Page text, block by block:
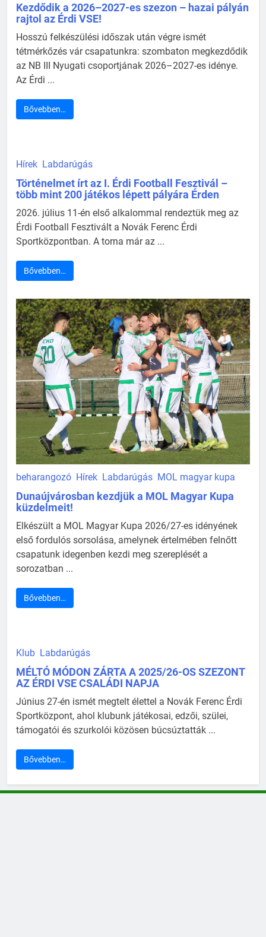
Kezdődik a 2026–2027-es szezon – hazai pályán
rajtol az Érdi VSE!
Hosszú felkészülési időszak után végre ismét
tétmérkőzés vár csapatunkra: szombaton megkezdődik
az NB III Nyugati csoportjának 2026–2027-es idénye.
Az Érdi ...
Bővebben…
Hírek Labdarúgás
Történelmet írt az I. Érdi Football Fesztivál –
több mint 200 játékos lépett pályára Érden
2026. július 11-én első alkalommal rendeztük meg az
Érdi Football Fesztivált a Novák Ferenc Érdi
Sportközpontban. A torna már az ...
Bővebben…
beharangozó Hírek Labdarúgás MOL magyar kupa
Dunaújvárosban kezdjük a MOL Magyar Kupa
küzdelmeit!
Elkészült a MOL Magyar Kupa 2026/27-es idényének
első fordulós sorsolása, amelynek értelmében felnőtt
csapatunk idegenben kezdi meg szereplését a
sorozatban ...
Bővebben…
Klub Labdarúgás
MÉLTÓ MÓDON ZÁRTA A 2025/26-OS SZEZONT
AZ ÉRDI VSE CSALÁDI NAPJA
Június 27-én ismét megtelt élettel a Novák Ferenc Érdi
Sportközpont, ahol klubunk játékosai, edzői, szülei,
támogatói és szurkolói közösen búcsúztatták ...
Bővebben…